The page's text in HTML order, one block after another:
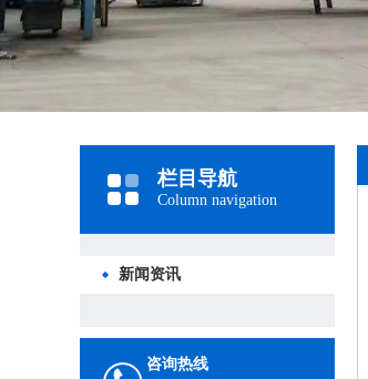
栏目导航
Column navigation
新闻资讯
咨询热线